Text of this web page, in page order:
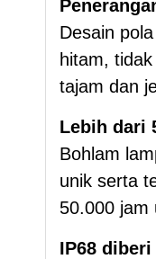
Desain
hitam,
tajam dan
Lebih dari
Bohlam
unik serta
50.000 jam
IP68